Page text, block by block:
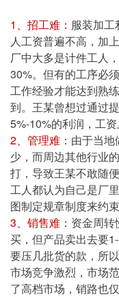
1、招工难： 服装加工
人工资普遍不高，加
厂中大多是计件工人
30%。但有的工序必
工作经验才能达到熟
到。王某曾想过通过
5%-10%的利润，工资
2、管理难： 由于当地
少，而周边其他行业
打，导致王某不敢随
工人都认为自己是厂
图制定规章制度来约
3、销售难： 资金周转
买，但产品卖出去要
要压几批货的款，所
市场竞争激烈，市场
了高档市场，销路也